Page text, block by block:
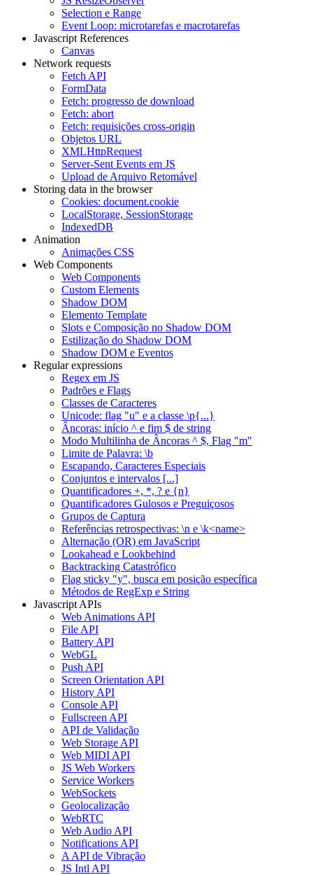
Selection e Range
Event Loop: microtarefas e macrotarefas
Javascript References
Canvas
Network requests
Fetch API
FormData
Fetch: progresso de download
Fetch: abort
Fetch: requisições cross-origin
Objetos URL
XMLHttpRequest
Server-Sent Events em JS
Upload de Arquivo Retomável
Storing data in the browser
Cookies: document.cookie
LocalStorage, SessionStorage
IndexedDB
Animation
Animações CSS
Web Components
Web Components
Custom Elements
Shadow DOM
Elemento Template
Slots e Composição no Shadow DOM
Estilização do Shadow DOM
Shadow DOM e Eventos
Regular expressions
Regex em JS
Padrões e Flags
Classes de Caracteres
Unicode: flag "u" e a classe \p{...}
Âncoras: início ^ e fim $ de string
Modo Multilinha de Âncoras ^ $, Flag "m"
Limite de Palavra: \b
Escapando, Caracteres Especiais
Conjuntos e intervalos [...]
Quantificadores +, *, ? e {n}
Quantificadores Gulosos e Preguiçosos
Grupos de Captura
Referências retrospectivas: \n e \k<name>
Alternação (OR) em JavaScript
Lookahead e Lookbehind
Backtracking Catastrófico
Flag sticky "y", busca em posição específica
Métodos de RegExp e String
Javascript APIs
Web Animations API
File API
Battery API
WebGL
Push API
Screen Orientation API
History API
Console API
Fullscreen API
API de Validação
Web Storage API
Web MIDI API
JS Web Workers
Service Workers
WebSockets
Geolocalização
WebRTC
Web Audio API
Notifications API
A API de Vibração
JS Intl API